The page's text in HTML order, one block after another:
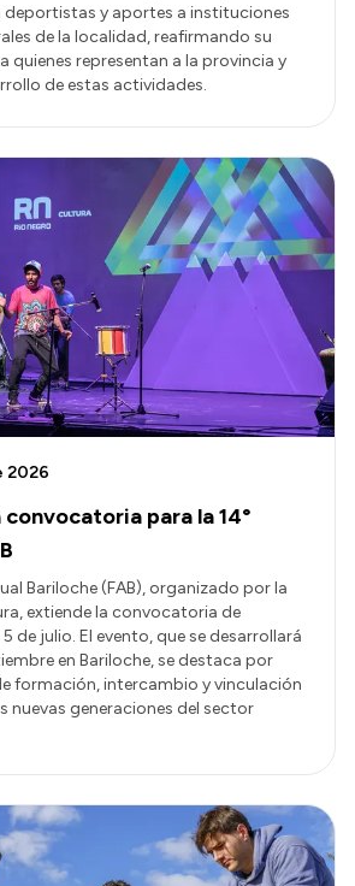
y aportes a instituciones
de la localidad, reafirmando su
quienes representan a la provincia y
de estas actividades.
para la 14°
2026
Bariloche (FAB), organizado por la
extiende la convocatoria de
de julio. El evento, que se desarrollará
en Bariloche, se destaca por
formación, intercambio y vinculación
nuevas generaciones del sector